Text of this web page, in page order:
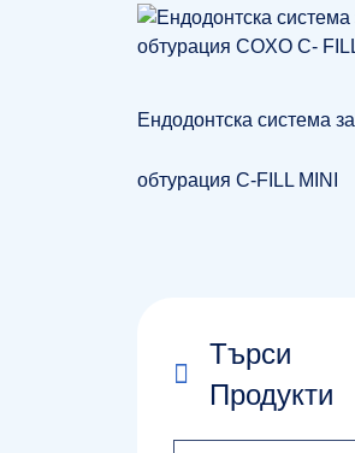
Ендодонтска система за
обтурация C-FILL MINI
Търси
Продукти